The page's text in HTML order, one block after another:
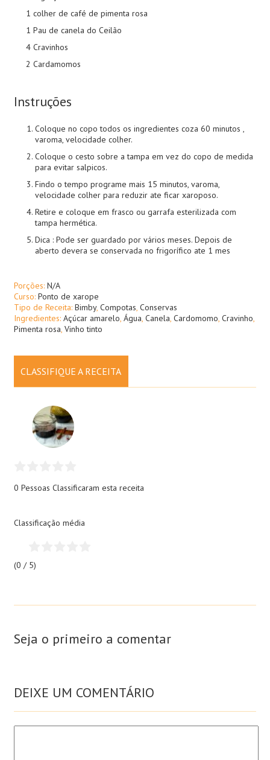
1 colher de café de pimenta rosa
1 Pau de canela do Ceilão
4 Cravinhos
2 Cardamomos
Instruções
Coloque no copo todos os ingredientes coza 60 minutos ,
varoma, velocidade colher.
Coloque o cesto sobre a tampa em vez do copo de medida
para evitar salpicos.
Findo o tempo programe mais 15 minutos, varoma,
velocidade colher para reduzir ate ficar xaroposo.
Retire e coloque em frasco ou garrafa esterilizada com
tampa hermética.
Dica : Pode ser guardado por vários meses. Depois de
aberto devera se conservada no frigorífico ate 1 mes
Porções: N/A
Curso: Ponto de xarope
Tipo de Receita: Bimby, Compotas, Conservas
Ingredientes: Açúcar amarelo, Água, Canela, Cardomomo, Cravinho,
Pimenta rosa, Vinho tinto
CLASSIFIQUE A RECEITA
0 Pessoas Classificaram esta receita
Classificação média
(0 / 5)
Seja o primeiro a comentar
DEIXE UM COMENTÁRIO